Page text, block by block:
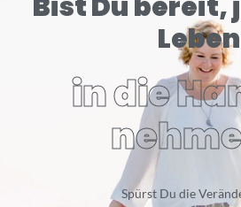
Bist Du bereit,
Leben
in die
Spürst Du die